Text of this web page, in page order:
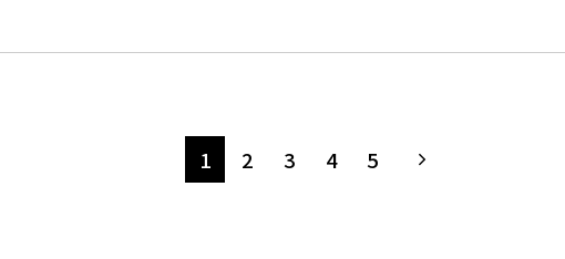
1 2 3 4 5